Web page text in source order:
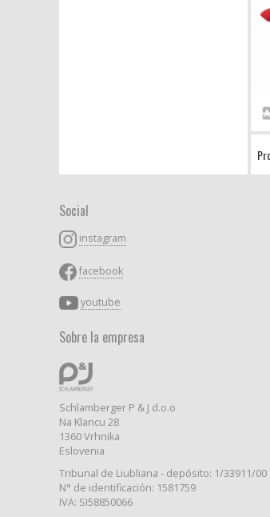
Social
instagram
facebook
youtube
Sobre la empresa
Schlamberger P & J d.o.o
Na Klancu 28
1360 Vrhnika
Eslovenia
Tribunal de Liubliana - depósito: 1/33911/00
N° de identificación: 1581759
IVA: SI58850066